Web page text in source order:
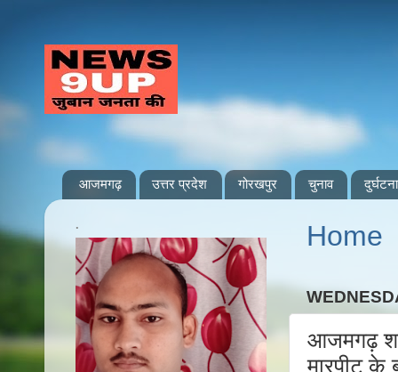
आजमगढ़ उत्तर प्रदेश गोरखपुर चुनाव दुर्घटना
Home
आजमगढ़
मारपीट के
.